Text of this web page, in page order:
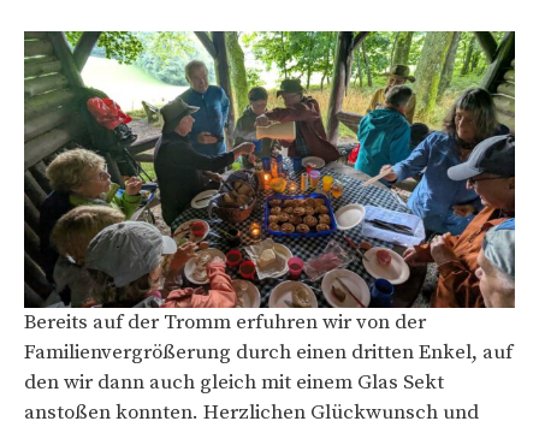
Bereits auf der Tromm erfuhren wir von der
Familienvergrößerung durch einen dritten Enkel, auf
den wir dann auch gleich mit einem Glas Sekt
anstoßen konnten. Herzlichen Glückwunsch und